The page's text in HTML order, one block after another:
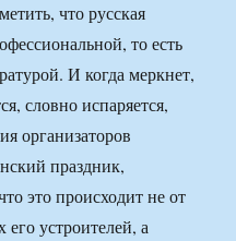
что русская
то есть
И когда меркнет,
словно испаряется,
организаторов
праздник,
это происходит не от
устроителей, а